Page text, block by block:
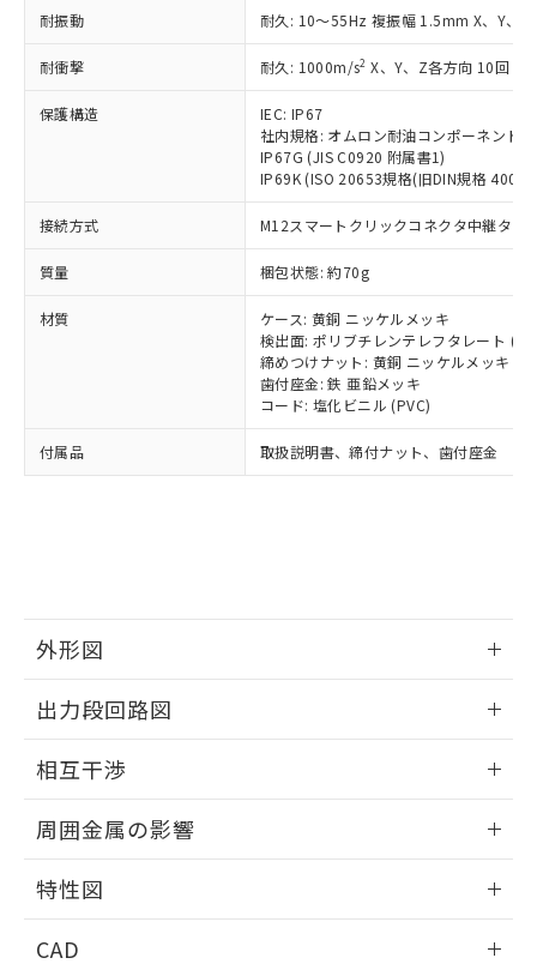
耐振動 耐久: 10～55Hz 複振幅 1.5mm X、Y、Z
耐衝撃 耐久: 1000m/s2 X、Y、Z各方向 10回
保護構造
IEC: IP67
社内規格: オムロン耐油コンポーネント
IP67G (JIS C0920 附属書1)
IP69K (ISO 20653規格(旧DIN規格
接続方式 M12スマートクリックコネクタ中継タイ
質量 梱包状態: 約70g
材質
ケース: 黄銅 ニッケルメッキ
検出面: ポリブチレンテレフタレート
締めつけナット: 黄銅 ニッケルメッキ
歯付座金: 鉄 亜鉛メッキ
コード: 塩化ビニル (PVC)
付属品 取扱説明書、締付ナット、歯付座金
外形図
外形図
出力段回路図
出力段回路図
相互干渉
相互干渉
周囲金属の影響
周囲金属の影響
特性図
CAD
記載している更新日時点での社内デー
タに基づき作成されるものであり、閲
覧された時点での実際の在庫および標
準価格とは異なる場合があることをご
了承ください。
正式な納期状況および標準価格はお客
様のお取引先、またはお客様担当のオ
ムロン制御機器販売店・当社販売員に
ご相談ください。
オムロン制御機器販売店や当社販売拠
販売ネットワーク
」をご確認
在庫状況および標準価格結果を当社の
事前の承諾なく第三者に漏洩または開
示しないようお願いします。
マイパーツ機能（部品リスト作成サー
ビス）をご利用いただくには、I-Web
メンバーズにご登録されている必要が
あります。
をご了承ください。
の共同利用に関して"
の「1.共同利
用者の範囲」に記載されている法人を
指します。
六価クロム(Cr(Ⅵ)) 1000ppm以下、ポリ臭化ビフェニル
類(PBB) 1000ppm以下、ポリ臭化ジフェニルエーテル類
(PBDE) 1000ppm以下、フタル酸ビス(2-エチルヘキシ
ル) (DEHP)(別名：DOP) 1000ppm以下、フタル酸ブチ
ルベンジル（BBP） 1000ppm以下、フタル酸ジブチル
（DBP） 1000ppm以下、フタル酸ジイソブチル
適用除外項目は除く。
フタル酸エステル類の４物質については閾値を超える意
図的な使用がないことを確認しています。
部品在庫の切り替え状況などにより、予定
月が前後することがあります。
EU RoHS指令（10物質）の非含有証明書
51物質の非含有証明書（当社基準）
るもので、過去に遡って非含有を証明する
ものではありません。
また、RoHS指令のフタル酸エステル類４
物質の対応では、対応完了までの期間は出
荷製品に未対応品が混在することから備考
欄に対応日を記載しておりました。
していることから、特段のことがない限
り、2022年1月12日より割愛しておりま
*中国RoHS10物質の基準値 (GB/T26572)：
Pb(鉛) :1000ppm、 Hg(水銀) : 1000ppm、 Cd(カドミウ
Cr(Ⅵ)(六価クロム) : 1000ppm、 PBBs(ポリ臭化ビフェ
ニル類) : 1000ppm、 PBDEs(ポリ臭化ジフェニルエーテ
DBP(フタル酸ジブチル) : 1000ppm、 DIBP(フタル酸ジ
イソブチル) : 1000ppm、 BBP(フタル酸ブチルベンジ
DEHP(フタル酸ビス(2-エチルヘキシル)) : 1000ppm
※2 環境保護使用期限
「ｅ」：有害物質（10物質）のすべてが基
準値以下であることを示します。
「10」：通常の使用状況下において有害物
質が外部に漏えいし、環境に深刻な影響を
及ぼさない年数を意味します。
「－」：未確認です。当社販売部門へお問
（以下｢規制貨物等」という）を輸出
または国外への提供する場合は、日本
国政府の輸出許可(または役務取引許
可)を取得するなどの必要な手続きを
当社は規制貨物を破棄する場合は、完
全に破砕するなど、違法に輸出されな
いよう必要な手段を講じます。
当社は貴社製品を、核兵器、ミサイ
武器並びにこれらの製造装置等に一切
使用いたしません。
当社は、貴社製品を第三者に販売する
場合は、上記1、2および3の内容を当
該第三者に通知します。また当社は、
販売先および販売に係わる関係者が違
法に輸出するおそれがある場合は、取
り引きをいたしません。
一定数以上の在庫あり
一定数には満たないが在庫あり
在庫なし(最新の在庫状況につ
いては、お客様のお取引先、ま
たはお客様担当のオムロン制御
機器販売店・当社販売員にご確
認ください)
受注生産機種、また在庫状況の
情報を公開していない機種